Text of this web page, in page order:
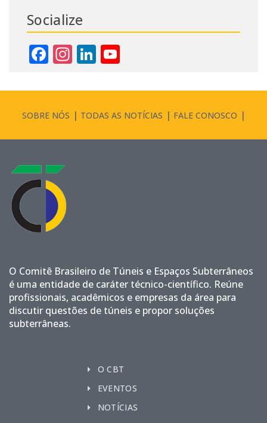
Socialize
Facebook
Instagram
LinkedIn
SOBRE NÓS TODAS AS NOTÍCIAS FALE CONOSCO
O Comitê Brasileiro de Túneis e Espaços Subterrâneos
é uma entidade de caráter técnico-científico. Reúne
profissionais, acadêmicos e empresas da área para
discutir questões de túneis e propor soluções
subterrâneas.
O CBT
EVENTOS
NOTÍCIAS